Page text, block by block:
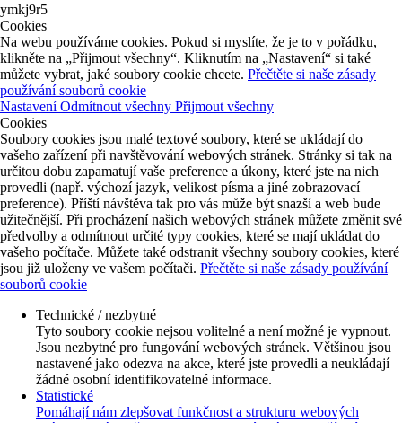
ymkj9r5
Cookies
Na webu používáme cookies. Pokud si myslíte, že je to v pořádku,
klikněte na „Přijmout všechny“. Kliknutím na „Nastavení“ si také
můžete vybrat, jaké soubory cookie chcete. Přečtěte si naše zásady
používání souborů cookie
NastaveníOdmítnout všechny Přijmout všechny
Cookies
Soubory cookies jsou malé textové soubory, které se ukládají do
vašeho zařízení při navštěvování webových stránek. Stránky si tak na
určitou dobu zapamatují vaše preference a úkony, které jste na nich
provedli (např. výchozí jazyk, velikost písma a jiné zobrazovací
preference). Příští návštěva tak pro vás může být snazší a web bude
užitečnější. Při procházení našich webových stránek můžete změnit své
předvolby a odmítnout určité typy cookies, které se mají ukládat do
vašeho počítače. Můžete také odstranit všechny soubory cookies, které
jsou již uloženy ve vašem počítači. Přečtěte si naše zásady používání
souborů cookie
Technické / nezbytné
Tyto soubory cookie nejsou volitelné a není možné je vypnout.
Jsou nezbytné pro fungování webových stránek. Většinou jsou
nastavené jako odezva na akce, které jste provedli a neukládají
žádné osobní identifikovatelné informace.
Statistické
Pomáhají nám zlepšovat funkčnost a strukturu webových